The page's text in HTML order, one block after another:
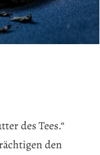
des Tees.“
den